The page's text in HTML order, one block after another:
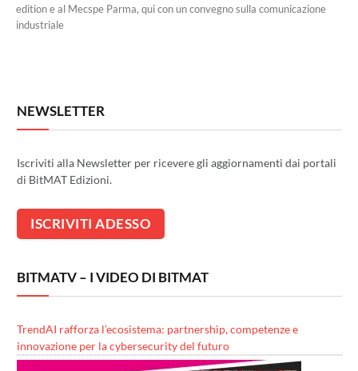
edition e al Mecspe Parma, qui con un convegno sulla comunicazione
industriale
NEWSLETTER
Iscriviti alla Newsletter per ricevere gli aggiornamenti dai portali
di BitMAT Edizioni.
BITMATV – I VIDEO DI BITMAT
TrendAI rafforza l’ecosistema: partnership, competenze e
innovazione per la cybersecurity del futuro